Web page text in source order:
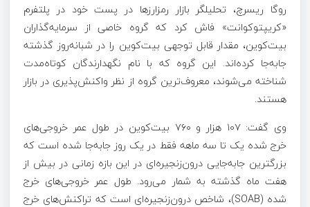
روگا ریسرچ، تحلیلگر بازار رمزارزها در پست خود در پلتفرم
«کریپتوکوانت» فاش کرد که گروه خاصی از سرمایه‌گذاران
بیت‌کوین، مقدار قابل توجهی بیت‌کوین را در شبانه‌روز گذشته
جابه‌جا کرده‌اند. این گروه که با نام نگهدارندگان کوتاه‌مدت
شناخته می‌شوند، معروف‌ترین گروه از نظر واکنش‌پذیری در بازار
هستند.
وی گفت: ۱۰۷ هزار و ۷۶۰ بیت‌کوین در طول عمر خروجی‌های
خرج‌ شده یک تا سه ماهه فقط در یک روز جابه‌جا شده است که
بزرگترین جابه‌جایی درون‌زنجیره‌ای در این بازه زمانی در بیش از
هفت ماه گذشته به شمار می‌رود. طول عمر خروجی‌های خرج‌
شده (SOAB)، شاخص درون‌زنجیره‌ای است که تراکنش‌های خرج‌